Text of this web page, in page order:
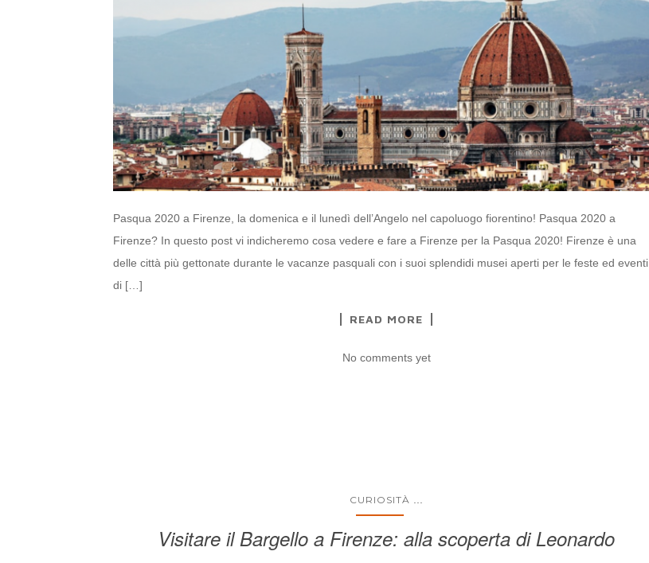
Pasqua 2020 a Firenze, la domenica e il lunedì dell’Angelo nel capoluogo fiorentino! Pasqua 2020 a
Firenze? In questo post vi indicheremo cosa vedere e fare a Firenze per la Pasqua 2020! Firenze è una
delle città più gettonate durante le vacanze pasquali con i suoi splendidi musei aperti per le feste ed eventi
di […]
READ MORE
No comments yet
CURIOSITÀ
Visitare il Bargello a Firenze: alla scoperta di Leonardo